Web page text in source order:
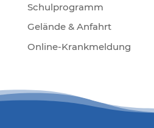
Schulprogramm
Gelände & Anfahrt
Online-Krankmeldung